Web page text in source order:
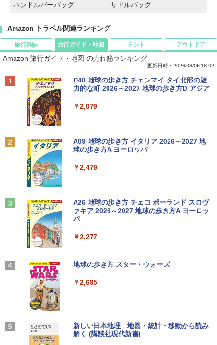
ハンドルバーバッグ サドルバッグ
Amazon トラベル関連ランキング
旅行雑誌
ディズニーファン ２０２６年 ９月号 [雑
誌] (ＤＩＳＮＥＹ ＦＡＮ)
￥713
Coyote No.89 特集 星野道夫 夢見る旅
山と溪谷 2026年8月号「南アルプス大全」
￥1,540
AIRLINE（エアライン）2026年9月号【特
BE-PAL(ビ-パル) 2026年 9 月号【特別付録:
SOTO ミニマル"旅"財布 ランダム2種】
旅行ガイド・地図
Amazon 旅行ガイド・地図 の売れ筋ランキング
更新日時：2026/08/06 18:02
D40 地球の歩き方 チェンマイ タイ北部の魅
力的な町 2026～2027 地球の歩き方D アジア
￥2,079
A09 地球の歩き方 イタリア 2026～2027 地
球の歩き方A ヨーロッパ
￥2,479
A26 地球の歩き方 チェコ ポーランド スロヴ
ァキア 2026～2027 地球の歩き方A ヨーロッ
パ
￥2,277
地球の歩き方 スター・ウォーズ
￥2,695
新しい日本地理 地図・統計・移動から読み
解く (講談社現代新書)
テント アウトドア